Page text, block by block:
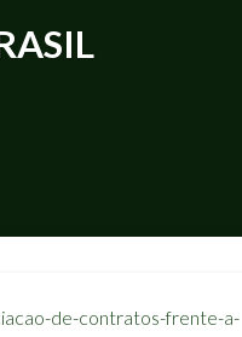
de-contratos-frente-a-